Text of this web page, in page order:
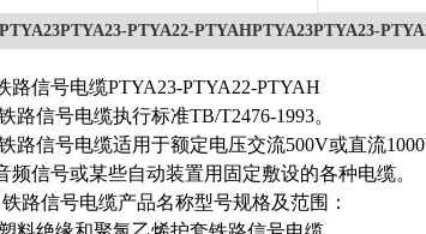
PTYA23PTYA23-PTYA22-PTYAHPTYA23PTYA23-
路信号电缆PTYA23-PTYA22-PTYAH
路信号电缆执行标准TB/T2476-1993。
路信号电缆适用于额定电压交流500V或直流
频信号或某些自动装置用固定敷设的各种电缆。
铁路信号电缆产品名称型号规格及范围：